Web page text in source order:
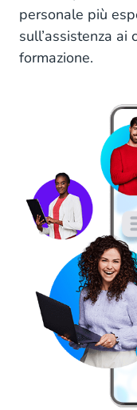
personale più
sull’assistenza
formazione.